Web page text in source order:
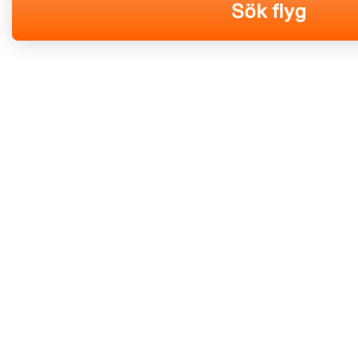
Sök flyg